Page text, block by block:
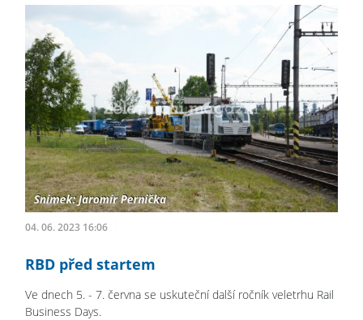
04. 06. 2023 16:06
RBD před startem
Ve dnech 5. - 7. června se uskuteční další ročník veletrhu Rail
Business Days.